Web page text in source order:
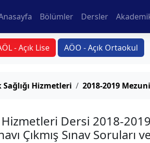
Bölümler Dersler
- Açık Lise AÖO - Açık Ortaokul
Hizmetleri 2018-2019
Hizmetleri Dersi 2018-2019
Çıkmış Sınav Soruları